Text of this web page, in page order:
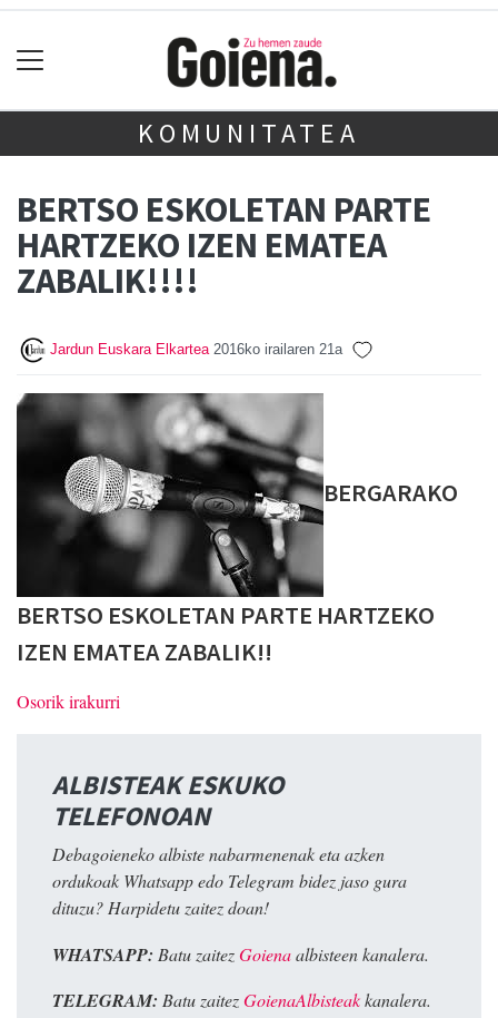
KOMUNITATEA
BERTSO ESKOLETAN PARTE
HARTZEKO IZEN EMATEA
ZABALIK!!!!
Jardun Euskara Elkartea 2016ko irailaren 21a
BERGARAKO
BERTSO ESKOLETAN PARTE HARTZEKO
IZEN EMATEA ZABALIK!!
Osorik irakurri
ALBISTEAK ESKUKO
TELEFONOAN
Debagoieneko albiste nabarmenenak eta azken
ordukoak Whatsapp edo Telegram bidez jaso gura
dituzu? Harpidetu zaitez doan!
WHATSAPP: Batu zaitezGoienaalbisteen kanalera.
TELEGRAM: Batu zaitezGoienaAlbisteakkanalera.